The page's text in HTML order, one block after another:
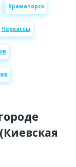
Краматорск
Черкассы